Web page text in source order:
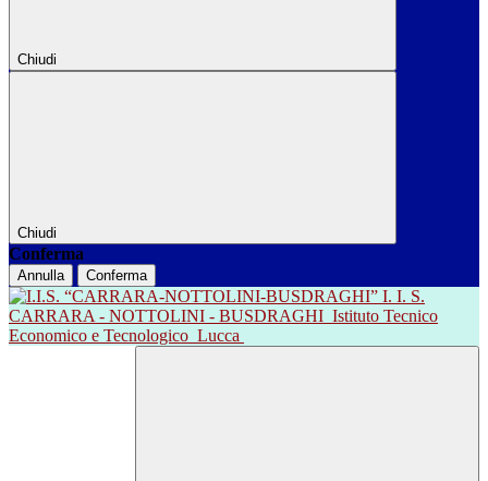
Chiudi
Chiudi
Conferma
Annulla Conferma
I. I. S.
CARRARA - NOTTOLINI - BUSDRAGHI Istituto Tecnico
Economico e Tecnologico Lucca